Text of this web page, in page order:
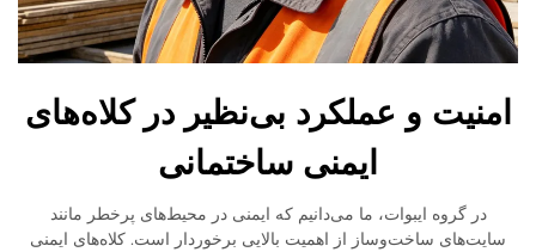
امنیت و عملکرد بی‌نظیر در کلاه‌های
ایمنی ساختمانی
در گروه ایبوات، ما می‌دانیم که ایمنی در محیط‌های پرخطر مانند
سایت‌های ساخت‌وساز از اهمیت بالایی برخوردار است. کلاه‌های ایمنی